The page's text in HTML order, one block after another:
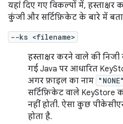
यहां दिए गए विकल्पों में, हस्ताक्षर
कुंजी और सर्टिफ़िकेट के बारे में
--ks <filename>
हस्ताक्षर करने वाले की
गई Java पर आधारित
अगर फ़ाइल का नाम "NONE"
सर्टिफ़िकेट वाले
नहीं होती. ऐसा कुछ
होता है.